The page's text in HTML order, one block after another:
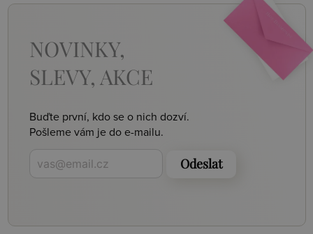
NOVINKY,
SLEVY, AKCE
Buďte první, kdo se o nich dozví.
Pošleme vám je do e-mailu.
Odeslat